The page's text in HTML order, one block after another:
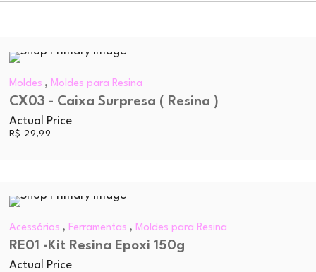
Moldes , Moldes para Resina
CX03 - Caixa Surpresa ( Resina )
Actual Price
R$ 29,99
Acessórios , Ferramentas , Moldes para Resina
RE01 -Kit Resina Epoxi 150g
Actual Price